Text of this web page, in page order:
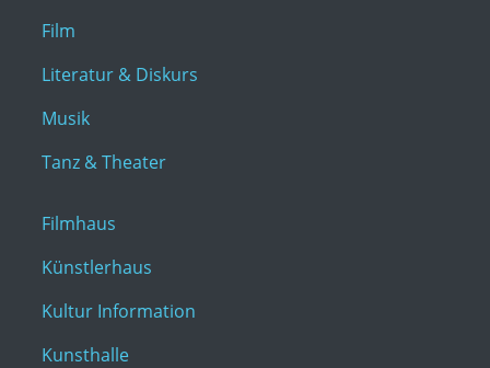
Film
Literatur & Diskurs
Musik
Tanz & Theater
Filmhaus
Künstlerhaus
Kultur Information
Kunsthalle